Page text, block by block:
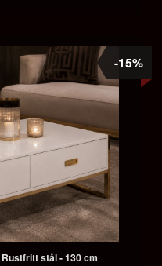
stål - 130 cm
-15%